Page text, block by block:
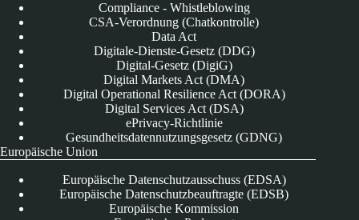
Compliance - Whistleblowing
CSA-Verordnung (Chatkontrolle)
Data Act
Digitale-Dienste-Gesetz (DDG)
Digital-Gesetz (DigiG)
Digital Markets Act (DMA)
Digital Operational Resilience Act (DORA)
Digital Services Act (DSA)
ePrivacy-Richtlinie
Gesundheitsdatennutzungsgesetz (GDNG)
Europäische Union
Europäische Datenschutzausschuss (EDSA)
Europäische Datenschutzbeauftragte (EDSB)
Europäische Kommission